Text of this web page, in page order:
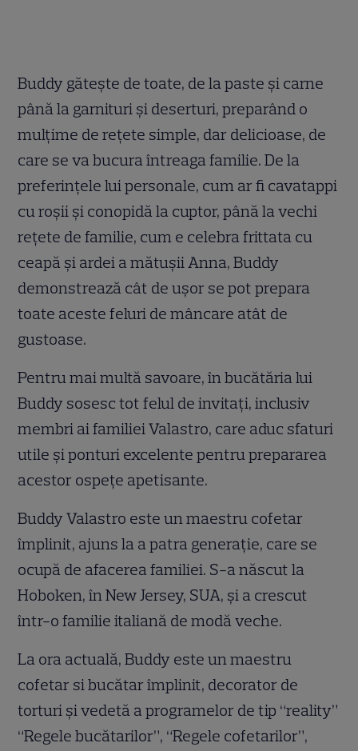
Buddy găteşte de toate, de la paste şi carne
până la garnituri şi deserturi, preparând o
mulţime de reţete simple, dar delicioase, de
care se va bucura întreaga familie. De la
preferinţele lui personale, cum ar fi cavatappi
cu roşii şi conopidă la cuptor, până la vechi
reţete de familie, cum e celebra frittata cu
ceapă şi ardei a mătuşii Anna, Buddy
demonstrează cât de uşor se pot prepara
toate aceste feluri de mâncare atât de
gustoase.
Pentru mai multă savoare, în bucătăria lui
Buddy sosesc tot felul de invitaţi, inclusiv
membri ai familiei Valastro, care aduc sfaturi
utile şi ponturi excelente pentru prepararea
acestor ospeţe apetisante.
Buddy Valastro este un maestru cofetar
împlinit, ajuns la a patra generaţie, care se
ocupă de afacerea familiei. S-a născut la
Hoboken, în New Jersey, SUA, şi a crescut
într-o familie italiană de modă veche.
La ora actuală, Buddy este un maestru
cofetar si bucătar împlinit, decorator de
torturi şi vedetă a programelor de tip “reality”
“Regele bucătarilor”, “Regele cofetarilor”,